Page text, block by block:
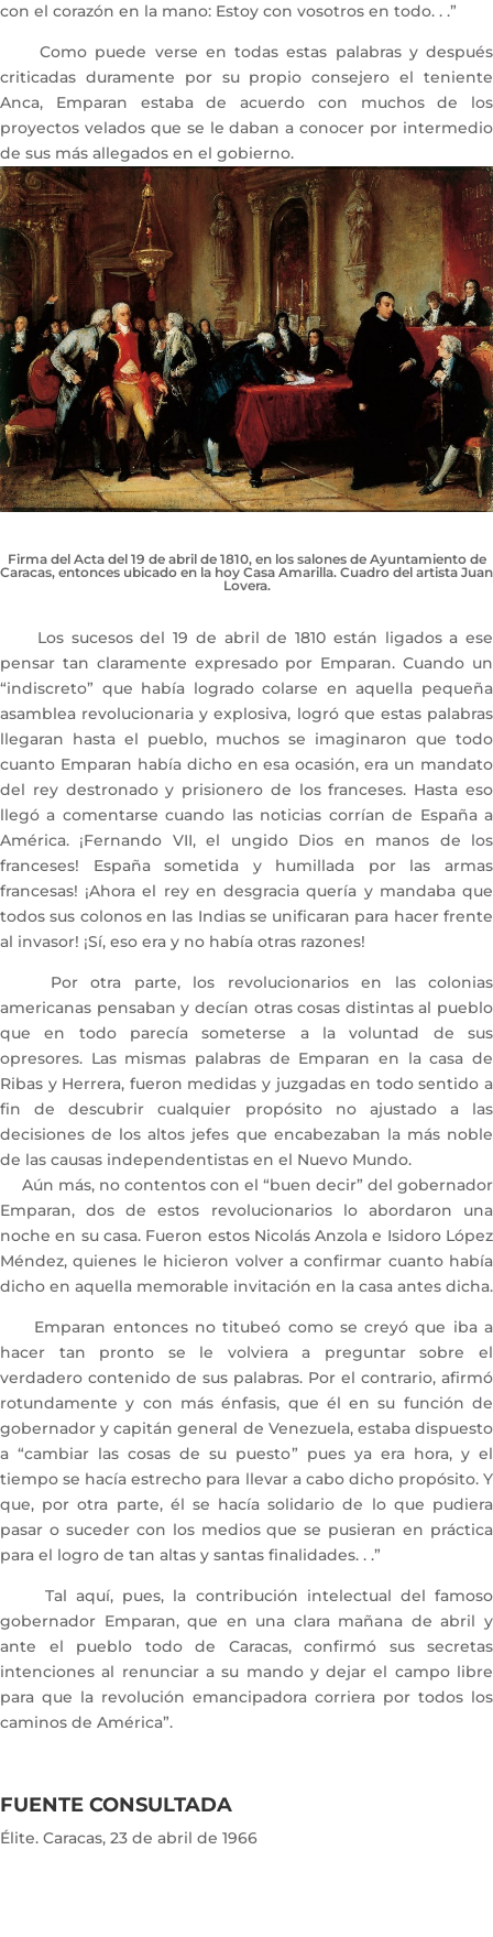
con el corazón en la mano: Estoy con vosotros en todo. . .”
Como puede verse en todas estas palabras y después
criticadas duramente por su propio consejero el teniente
Anca, Emparan estaba de acuerdo con muchos de los
proyectos velados que se le daban a conocer por intermedio
de sus más allegados en el gobierno.
Firma del Acta del 19 de abril de 1810, en los salones de Ayuntamiento de
Caracas, entonces ubicado en la hoy Casa Amarilla. Cuadro del artista Juan
Lovera.
Los sucesos del 19 de abril de 1810 están ligados a ese
pensar tan claramente expresado por Emparan. Cuando un
“indiscreto” que había logrado colarse en aquella pequeña
asamblea revolucionaria y explosiva, logró que estas palabras
llegaran hasta el pueblo, muchos se imaginaron que todo
cuanto Emparan había dicho en esa ocasión, era un mandato
del rey destronado y prisionero de los franceses. Hasta eso
llegó a comentarse cuando las noticias corrían de España a
América. ¡Fernando VII, el ungido Dios en manos de los
franceses! España sometida y humillada por las armas
francesas! ¡Ahora el rey en desgracia quería y mandaba que
todos sus colonos en las Indias se unificaran para hacer frente
al invasor! ¡Sí, eso era y no había otras razones!
Por otra parte, los revolucionarios en las colonias
americanas pensaban y decían otras cosas distintas al pueblo
que en todo parecía someterse a la voluntad de sus
opresores. Las mismas palabras de Emparan en la casa de
Ribas y Herrera, fueron medidas y juzgadas en todo sentido a
fin de descubrir cualquier propósito no ajustado a las
decisiones de los altos jefes que encabezaban la más noble
de las causas independentistas en el Nuevo Mundo.
Aún más, no contentos con el “buen decir” del gobernador
Emparan, dos de estos revolucionarios lo abordaron una
noche en su casa. Fueron estos Nicolás Anzola e Isidoro López
Méndez, quienes le hicieron volver a confirmar cuanto había
dicho en aquella memorable invitación en la casa antes dicha.
Emparan entonces no titubeó como se creyó que iba a
hacer tan pronto se le volviera a preguntar sobre el
verdadero contenido de sus palabras. Por el contrario, afirmó
rotundamente y con más énfasis, que él en su función de
gobernador y capitán general de Venezuela, estaba dispuesto
a “cambiar las cosas de su puesto” pues ya era hora, y el
tiempo se hacía estrecho para llevar a cabo dicho propósito. Y
que, por otra parte, él se hacía solidario de lo que pudiera
pasar o suceder con los medios que se pusieran en práctica
para el logro de tan altas y santas finalidades. . .”
Tal aquí, pues, la contribución intelectual del famoso
gobernador Emparan, que en una clara mañana de abril y
ante el pueblo todo de Caracas, confirmó sus secretas
intenciones al renunciar a su mando y dejar el campo libre
para que la revolución emancipadora corriera por todos los
caminos de América”.
FUENTE CONSULTADA
Élite. Caracas, 23 de abril de 1966